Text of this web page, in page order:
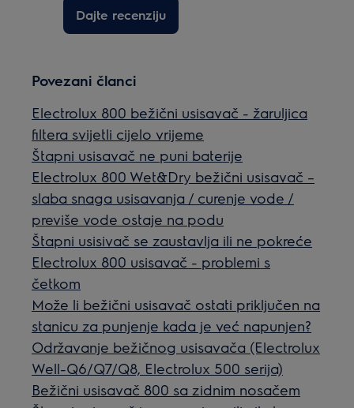
Dajte recenziju
Povezani članci
Electrolux 800 bežični usisavač - žaruljica
filtera svijetli cijelo vrijeme
Štapni usisavač ne puni baterije
Electrolux 800 Wet&Dry bežični usisavač –
slaba snaga usisavanja / curenje vode /
previše vode ostaje na podu
Štapni usisivač se zaustavlja ili ne pokreće
Electrolux 800 usisavač - problemi s
četkom
Može li bežični usisavač ostati priključen na
stanicu za punjenje kada je već napunjen?
Održavanje bežičnog usisavača (Electrolux
Well-Q6/Q7/Q8, Electrolux 500 serija)
Bežični usisavač 800 sa zidnim nosačem